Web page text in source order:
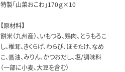
特製「山菜おこわ」170ｇ×10
【原材料】
餅米（九州産）、いもつる、鶏肉、とうもろこ
し、椎茸、きくらげ、わらび、ほそたけ、なめ
こ、醤油、みりん、かつおだし、塩/調味料
（一部に小麦、大豆を含む）